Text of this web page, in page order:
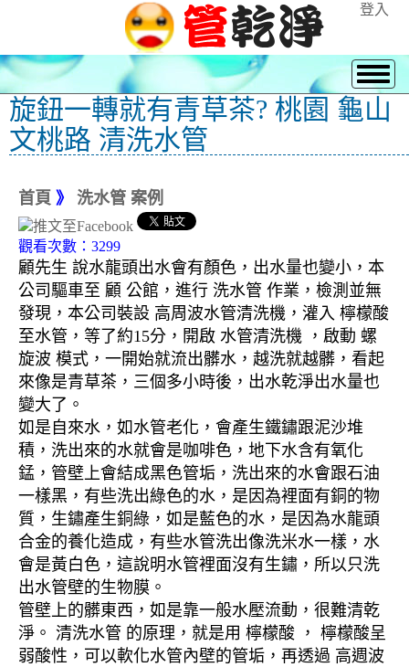
登入
旋鈕一轉就有青草茶? 桃園 龜山
文桃路 清洗水管
首頁 》 洗水管 案例
觀看次數：3299
顧先生 說水龍頭出水會有顏色，出水量也變小，本
公司驅車至 顧 公館，進行 洗水管 作業，檢測並無
發現，本公司裝設 高周波水管清洗機，灌入 檸檬酸
至水管，等了約15分，開啟 水管清洗機 ，啟動 螺
旋波 模式，一開始就流出髒水，越洗就越髒，看起
來像是青草茶，三個多小時後，出水乾淨出水量也
變大了。
如是自來水，如水管老化，會產生鐵鏽跟泥沙堆
積，洗出來的水就會是咖啡色，地下水含有氧化
錳，管壁上會結成黑色管垢，洗出來的水會跟石油
一樣黑，有些洗出綠色的水，是因為裡面有銅的物
質，生鏽產生銅綠，如是藍色的水，是因為水龍頭
合金的養化造成，有些水管洗出像洗米水一樣，水
會是黃白色，這說明水管裡面沒有生鏽，所以只洗
出水管壁的生物膜。
管壁上的髒東西，如是靠一般水壓流動，很難清乾
淨。 清洗水管 的原理，就是用 檸檬酸 ， 檸檬酸呈
弱酸性，可以軟化水管內壁的管垢，再透過 高週波